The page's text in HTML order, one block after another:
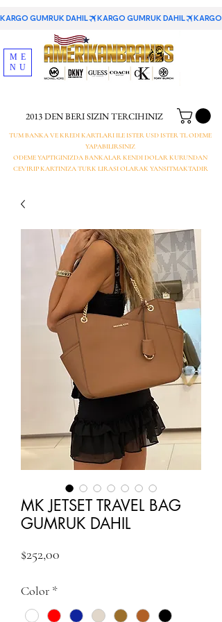
KARGO GUMRUK DAHIL
2013 DEN BERI SIZIN TERCIHINIZ
TUM BANKA VE KREDI KARTLARI ILE ISTER USD ISTER TL ODEME
YAPABILIRSINIZ
ODEME YAPTIGINIZDA BANKALAR KENDI DOLAR KURUNDAN
CEVIRIP KARTINIZA TURK LIRASI OLARAK YANSITMAKTADIR
ME
NU
MK JETSET TRAVEL BAG
GUMRUK DAHIL
$252,00
Color *